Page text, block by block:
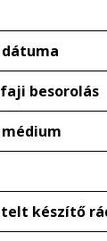
besorolás
készítő